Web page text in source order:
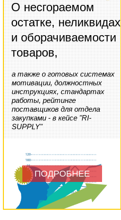
О несгораемом
остатке, неликвидах
и оборачиваемости
товаров,
а также о готовых системах
мотивации, должностных
инструкциях, стандартах
работы, рейтинге
поставщиков для отдела
закупками - в кейсе "RI-
SUPPLY"
ПОДРОБНЕЕ